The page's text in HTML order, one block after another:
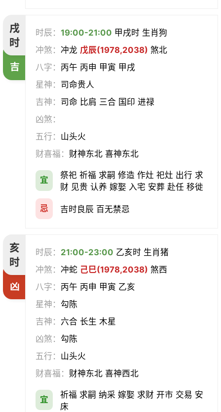
戌
时
吉
时辰：19:00-21:00 甲戌时 生肖狗
冲煞：冲龙 戊辰(1978,2038) 煞北
八字： 丙午 丙申 甲寅 甲戌
星神： 司命贵人
吉神： 司命 比肩 三合 国印 进禄
凶煞：
五行： 山头火
财喜福： 财神东北 喜神东北
宜
祭祀 祈福 求嗣 修造 作灶 祀灶 出行 求
财 见贵 认养 嫁娶 入宅 安葬 赴任 移徙
忌 吉时良辰 百无禁忌
亥
时
凶
时辰： 21:00-23:00 乙亥时 生肖猪
冲煞：冲蛇 己巳(1978,2038) 煞西
八字： 丙午 丙申 甲寅 乙亥
星神： 勾陈
吉神： 六合 长生 木星
凶煞： 勾陈
五行： 山头火
财喜福： 财神东北 喜神西北
宜
祈福 求嗣 纳采 嫁娶 求财 开市 交易 安
床